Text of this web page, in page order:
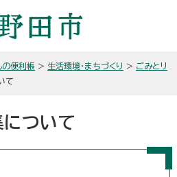
の便利帳 > 生活環境・まちづくり > ごみとリ
て
ついて